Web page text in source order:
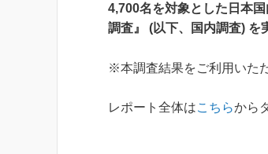
4,700名を対象とした日本
調査』 (以下、国内調査) を
※本調査結果をご利用いた
レポート全体はこちらから